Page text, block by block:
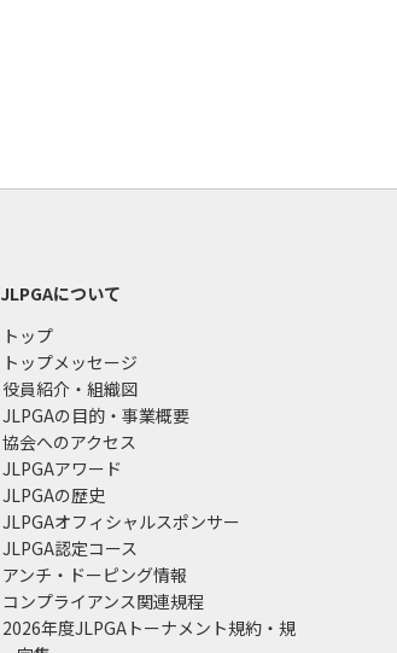
JLPGAについて
トップ
トップメッセージ
役員紹介・組織図
JLPGAの目的・事業概要
協会へのアクセス
JLPGAアワード
JLPGAの歴史
JLPGAオフィシャルスポンサー
JLPGA認定コース
アンチ・ドーピング情報
コンプライアンス関連規程
2026年度JLPGAトーナメント規約・規